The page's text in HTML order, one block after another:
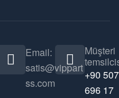
Email:
satis@vippart
ss.com
Müşteri
+90 507
696 17